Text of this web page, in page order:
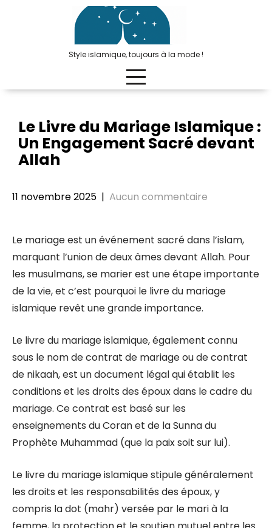
Style islamique, toujours à la mode !
Le Livre du Mariage Islamique :
Un Engagement Sacré devant
Allah
11 novembre 2025 | Aucun commentaire
Le mariage est un événement sacré dans l’islam,
marquant l’union de deux âmes devant Allah. Pour
les musulmans, se marier est une étape importante
de la vie, et c’est pourquoi le livre du mariage
islamique revêt une grande importance.
Le livre du mariage islamique, également connu
sous le nom de contrat de mariage ou de contrat
de nikaah, est un document légal qui établit les
conditions et les droits des époux dans le cadre du
mariage. Ce contrat est basé sur les
enseignements du Coran et de la Sunna du
Prophète Muhammad (que la paix soit sur lui).
Le livre du mariage islamique stipule généralement
les droits et les responsabilités des époux, y
compris la dot (mahr) versée par le mari à la